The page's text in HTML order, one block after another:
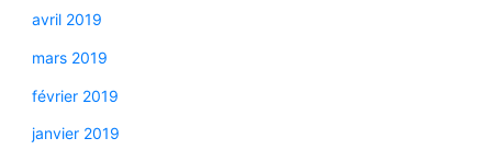
avril 2019
mars 2019
février 2019
janvier 2019